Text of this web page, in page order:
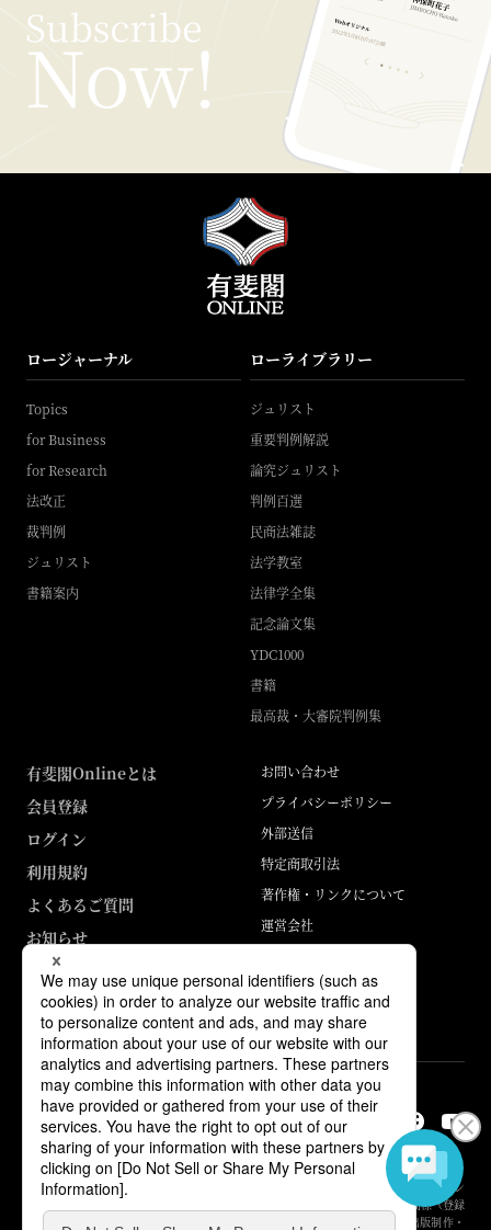
ロージャーナル
Topics
for Business
for Research
法改正
裁判例
ジュリスト
書籍案内
ローライブラリー
ジュリスト
重要判例解説
論究ジュリスト
判例百選
民商法雑誌
法学教室
法律学全集
記念論文集
YDC1000
書籍
最高裁・大審院判例集
有斐閣Onlineとは
会員登録
ログイン
利用規約
よくあるご質問
お知らせ
お問い合わせ
プライバシーポリシー
外部送信
特定商取引法
著作権・リンクについて
運営会社
ABJマークは、この電子書店・電子書籍配信サービスが、著作権者からコン
テンツ使用許諾を得た正規版配信サービスであることを示す登録商標（登録
番号 第6091713号）です。詳しくは［ABJマーク］または［電子出版制作・